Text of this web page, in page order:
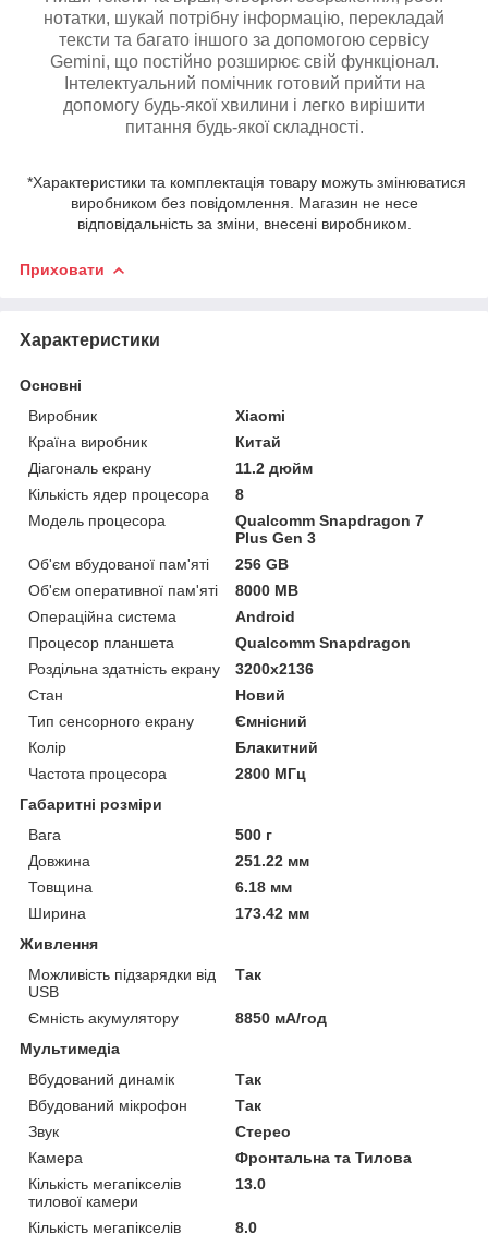
нотатки, шукай потрібну інформацію, перекладай
тексти та багато іншого за допомогою сервісу
Gemini, що постійно розширює свій функціонал.
Інтелектуальний помічник готовий прийти на
допомогу будь-якої хвилини і легко вирішити
питання будь-якої складності.
*Характеристики та комплектація товару можуть змінюватися
виробником без повідомлення. Магазин не несе
відповідальність за зміни, внесені виробником.
Приховати
Характеристики
Основні
Виробник
Xiaomi
Країна виробник
Китай
Діагональ екрану
11.2 дюйм
Кількість ядер процесора
8
Модель процесора
Qualcomm Snapdragon 7
Plus Gen 3
Об'єм вбудованої пам'яті
256 GB
Об'єм оперативної пам'яті
8000 MB
Операційна система
Android
Процесор планшета
Qualcomm Snapdragon
Роздільна здатність екрану
3200x2136
Стан
Новий
Тип сенсорного екрану
Ємнісний
Колір
Блакитний
Частота процесора
2800 МГц
Габаритні розміри
Вага
500 г
Довжина
251.22 мм
Товщина
6.18 мм
Ширина
173.42 мм
Живлення
Можливість підзарядки від
USB
Так
Ємність акумулятору
8850 мА/год
Мультимедіа
Вбудований динамік
Так
Вбудований мікрофон
Так
Звук
Стерео
Камера
Фронтальна та Тилова
Кількість мегапікселів
тилової камери
13.0
Кількість мегапікселів 8.0